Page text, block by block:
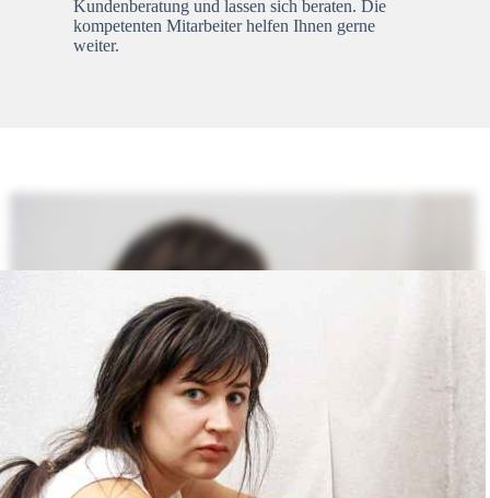
Kundenberatung und lassen sich beraten. Die
kompetenten Mitarbeiter helfen Ihnen gerne
weiter.